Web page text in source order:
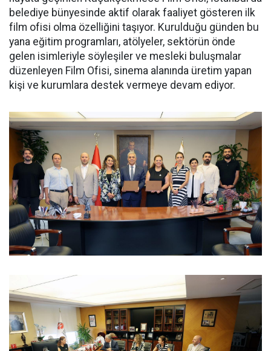
belediye bünyesinde aktif olarak faaliyet gösteren ilk
film ofisi olma özelliğini taşıyor. Kurulduğu günden bu
yana eğitim programları, atölyeler, sektörün önde
gelen isimleriyle söyleşiler ve mesleki buluşmalar
düzenleyen Film Ofisi, sinema alanında üretim yapan
kişi ve kurumlara destek vermeye devam ediyor.